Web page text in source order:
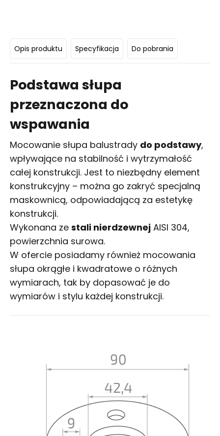
Opis produktu Specyfikacja Do pobrania
Podstawa słupa
przeznaczona do
wspawania
Mocowanie słupa balustrady do podstawy,
wpływające na stabilność i wytrzymałość
całej konstrukcji. Jest to niezbędny element
konstrukcyjny – można go zakryć specjalną
maskownicą, odpowiadającą za estetykę
konstrukcji.
Wykonana ze stali nierdzewnej AISI 304,
powierzchnia surowa.
W ofercie posiadamy również mocowania
słupa okrągłe i kwadratowe o różnych
wymiarach, tak by dopasować je do
wymiarów i stylu każdej konstrukcji.